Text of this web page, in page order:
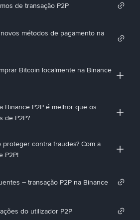
de transação P2P
métodos de pagamento na
Bitcoin localmente na Binance
Binance P2P é melhor que os
de P2P?
proteger contra fraudes? Com a
P2P!
– transação P2P na Binance
do utilizador P2P